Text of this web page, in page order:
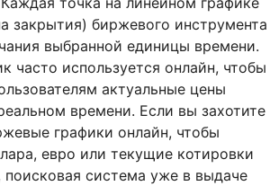
закрытия) биржевого инструмента
выбранной единицы времени.
часто используется онлайн, чтобы
актуальные цены
времени. Если вы захотите
графики онлайн, чтобы
евро или текущие котировки
система уже в выдаче